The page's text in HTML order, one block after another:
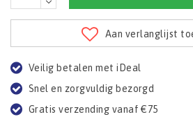
Aan verlanglijst
Veilig betalen met iDeal
Snel en zorgvuldig bezorgd
Gratis verzending vanaf €75